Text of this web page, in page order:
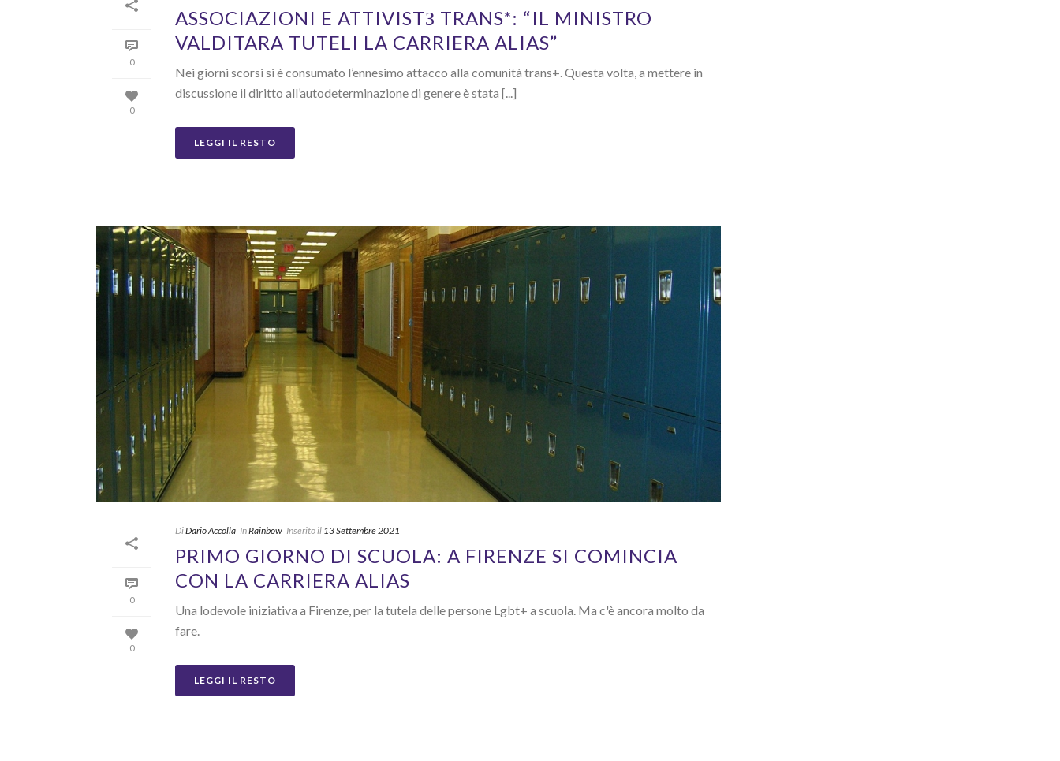
0
0
ASSOCIAZIONI E ATTIVISTЗ TRANS*: “IL MINISTRO
VALDITARA TUTELI LA CARRIERA ALIAS”
Nei giorni scorsi si è consumato l’ennesimo attacco alla comunità trans+. Questa volta, a mettere in
discussione il diritto all’autodeterminazione di genere è stata [...]
LEGGI IL RESTO
0
0
DiDario Accolla InRainbow Inserito il 13 Settembre 2021
PRIMO GIORNO DI SCUOLA: A FIRENZE SI COMINCIA
CON LA CARRIERA ALIAS
Una lodevole iniziativa a Firenze, per la tutela delle persone Lgbt+ a scuola. Ma c'è ancora molto da
fare.
LEGGI IL RESTO